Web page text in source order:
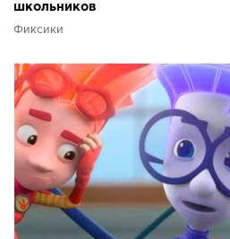
школьников
Фиксики